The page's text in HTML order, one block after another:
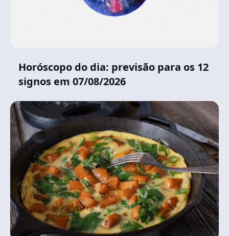
Horóscopo do dia: previsão para os 12
signos em 07/08/2026